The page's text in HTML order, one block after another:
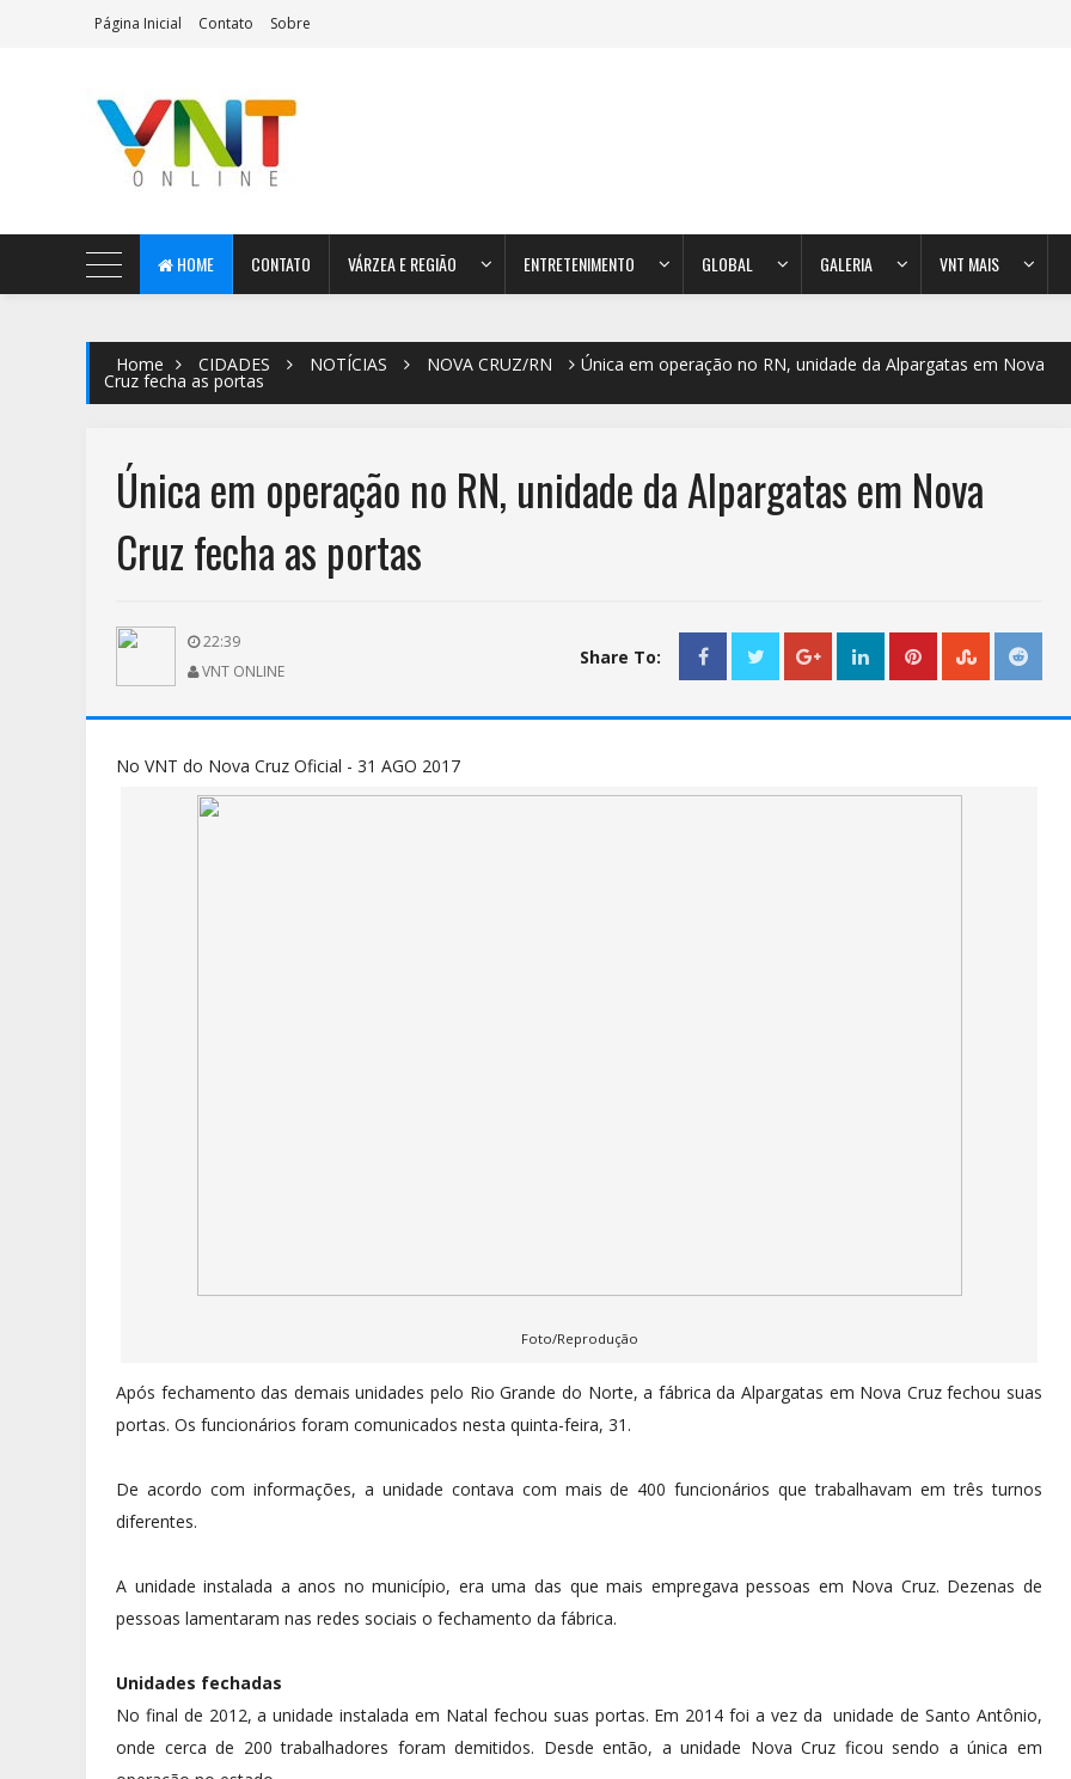
Página Inicial Contato Sobre
AeroMag Blogger Template
HOME CONTATO VÁRZEA E REGIÃO ENTRETENIMENTO GLOBAL GALERIA VNT MAIS
Home CIDADES NOTÍCIAS NOVA CRUZ/RN Única em operação no RN, unidade da Alpargatas em Nova
Cruz fecha as portas
Única em operação no RN, unidade da Alpargatas em Nova
Cruz fecha as portas
22:39
VNT ONLINE
Share To:
No VNT do Nova Cruz Oficial - 31 AGO 2017
Foto/Reprodução
Após fechamento das demais unidades pelo Rio Grande do Norte, a fábrica da Alpargatas em Nova Cruz fechou suas
portas. Os funcionários foram comunicados nesta quinta-feira, 31.
De acordo com informações, a unidade contava com mais de 400 funcionários que trabalhavam em três turnos
diferentes.
A unidade instalada a anos no município, era uma das que mais empregava pessoas em Nova Cruz. Dezenas de
pessoas lamentaram nas redes sociais o fechamento da fábrica.
Unidades fechadas
No final de 2012, a unidade instalada em Natal fechou suas portas. Em 2014 foi a vez da unidade de Santo Antônio,
onde cerca de 200 trabalhadores foram demitidos. Desde então, a unidade Nova Cruz ficou sendo a única em